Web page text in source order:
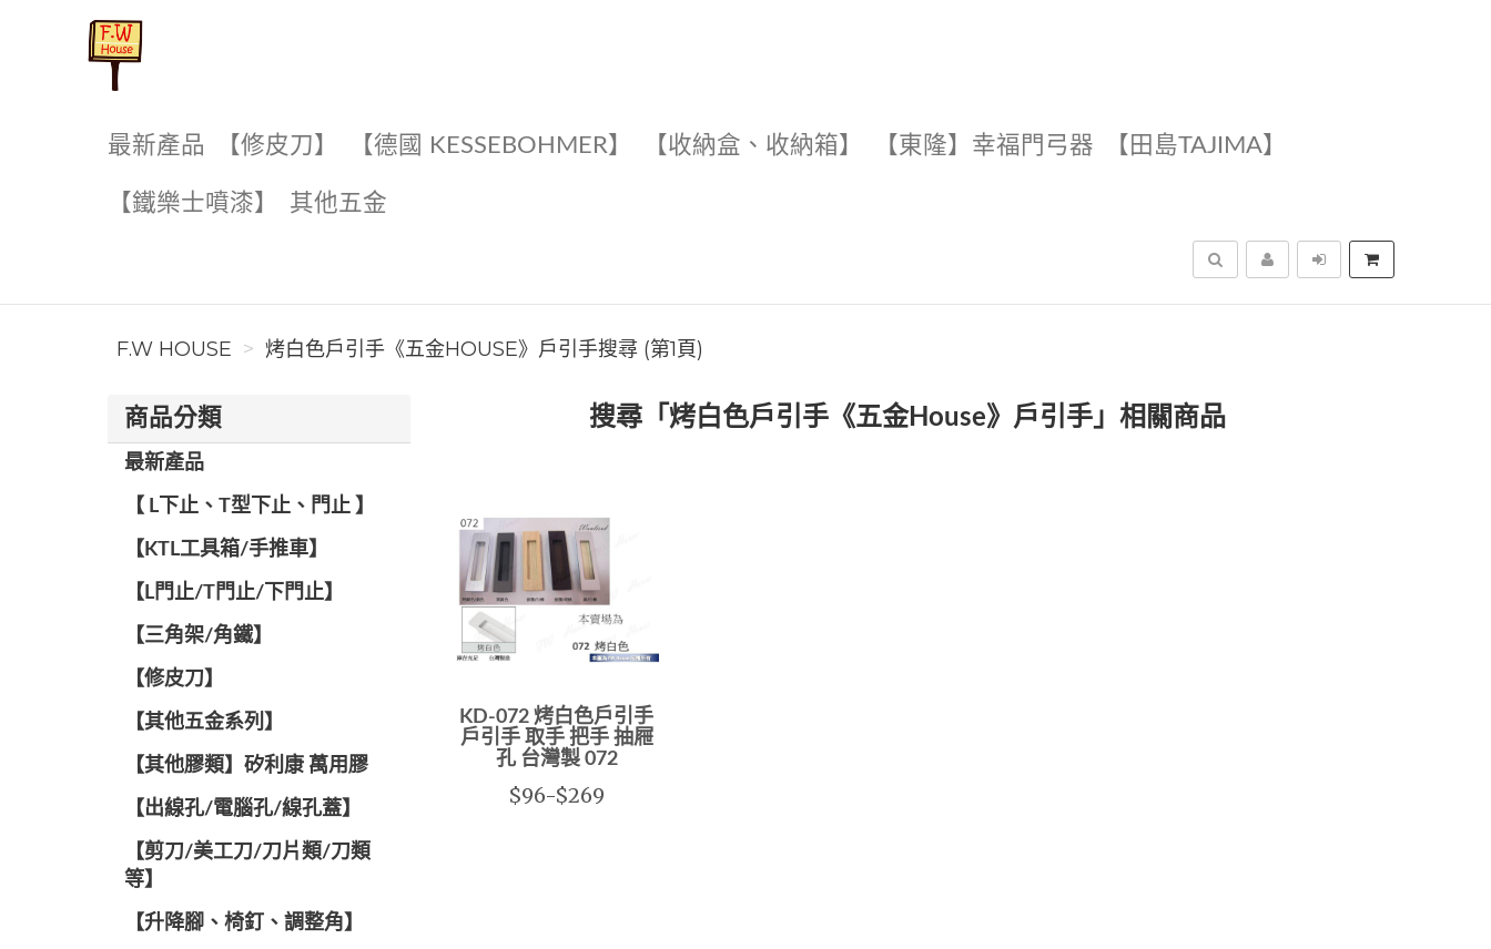
最新產品 【修皮刀】 【德國 KESSEBOHMER】 【收納盒、收納箱】 【東隆】幸福門弓器 【田島TAJIMA】
【鐵樂士噴漆】 其他五金
搜尋
F.W HOUSE 烤白色戶引手《五金HOUSE》戶引手搜尋 (第1頁)
商品分類
最新產品
【 L下止、T型下止、門止 】
【KTL工具箱/手推車】
【L門止/T門止/下門止】
【三角架/角鐵】
【修皮刀】
【其他五金系列】
【其他膠類】矽利康 萬用膠
【出線孔/電腦孔/線孔蓋】
【剪刀/美工刀/刀片類/刀類
等】
【升降腳、椅釘、調整角】
搜尋「烤白色戶引手《五金House》戶引手」相關商品
KD-072 烤白色戶引手
戶引手 取手 把手 抽屜
孔 台灣製 072
$96-$269